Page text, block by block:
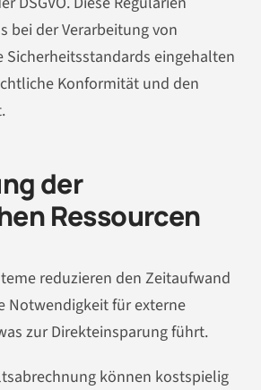
bei der Verarbeitung von
Sicherheitsstandards eingehalten
Konformität und den
der
Ressourcen
reduzieren den Zeitaufwand
Notwendigkeit für externe
zur Direkteinsparung führt.
können kostspielig